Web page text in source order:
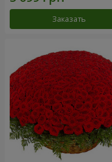
Заказать